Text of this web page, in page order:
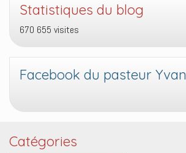
Statistiques du blog
670 655 visites
Facebook du pasteur Yvan
Catégories